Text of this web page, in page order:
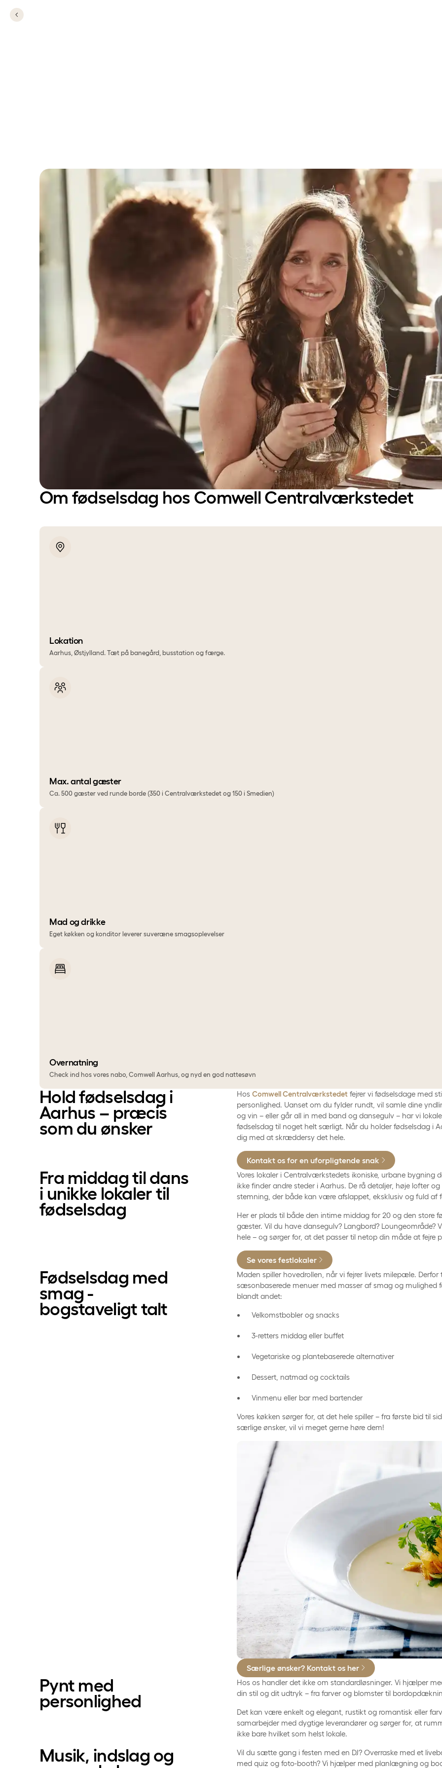
Om fødselsdag hos Comwell Centralværkstedet
Lokation
Aarhus, Østjylland. Tæt på banegård, busstation og færge.
Max. antal gæster
Ca. 500 gæster ved runde borde (350 i Centralværkstedet og 150 i Smedien)
Mad og drikke
Eget køkken og konditor leverer suveræne smagsoplevelser
Overnatning
Check ind hos vores nabo, Comwell Aarhus, og nyd en god nattesøvn
Hold fødselsdag i
Aarhus – præcis
som du ønsker­
Hos Comwell Centralværkstedet fejrer vi fødselsdage med
personlighed. Uanset om du fylder rundt, vil samle dine
og vin – eller går all in med band og dansegulv – har vi
fødselsdag til noget helt særligt. Når du holder fødselsdag i
dig med at skræddersy det hele.
Kontakt os for en uforpligtende snak
Fra middag til dans
i unikke lokaler til
fødselsdag­
Vores lokaler i Centralværkstedets ikoniske, urbane bygning
ikke finder andre steder i Aarhus. De rå detaljer, høje lofter
stemning, der både kan være afslappet, eksklusiv og fuld af
Her er plads til både den intime middag for 20 og den store
gæster. Vil du have dansegulv? Langbord? Loungeområde?
hele – og sørger for, at det passer til netop din måde at fejre
Se vores festlokaler
Fødselsdag med
smag -
bogstaveligt talt­
Maden spiller hovedrollen, når vi fejrer livets milepæle. Derfor
sæsonbaserede menuer med masser af smag og mulighed
blandt andet:
Velkomstbobler og snacks
3-retters middag eller buffet
Vegetariske og plantebaserede alternativer
Dessert, natmad og cocktails
Vinmenu eller bar med bartender
Vores køkken sørger for, at det hele spiller – fra første bid til
særlige ønsker, vil vi meget gerne høre dem!
Særlige ønsker? Kontakt os her
Pynt med
personlighed
Hos os handler det ikke om standardløsninger. Vi hjælper
din stil og dit udtryk – fra farver og blomster til
Det kan være enkelt og elegant, rustikt og romantisk eller
samarbejder med dygtige leverandører og sørger for, at
ikke bare hvilket som helst lokale.
Musik, indslag og
Vil du sætte gang i festen med en DJ? Overraske med et
med quiz og foto-booth? Vi hjælper med planlægning og